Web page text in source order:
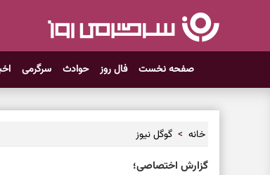
صفحه نخست فال روز حوادث سرگرمی
خانه گوگل نیوز
گزارش اختصاصی؛